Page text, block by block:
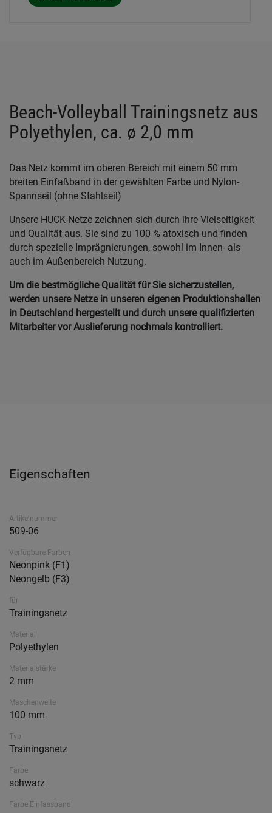
Beach-Volleyball Trainingsnetz aus
Polyethylen, ca. ø 2,0 mm
Das Netz kommt im oberen Bereich mit einem 50 mm
breiten Einfaßband in der gewählten Farbe und Nylon-
Spannseil (ohne Stahlseil)
Unsere HUCK-Netze zeichnen sich durch ihre Vielseitigkeit
und Qualität aus. Sie sind zu 100 % atoxisch und finden
durch spezielle Imprägnierungen, sowohl im Innen- als
auch im Außenbereich Nutzung.
Um die bestmögliche Qualität für Sie sicherzustellen,
werden unsere Netze in unseren eigenen Produktionshallen
in Deutschland hergestellt und durch unsere qualifizierten
Mitarbeiter vor Auslieferung nochmals kontrolliert.
Eigenschaften
Artikelnummer
509-06
Verfügbare Farben
Neonpink (F1)
Neongelb (F3)
für
Trainingsnetz
Material
Polyethylen
Materialstärke
2 mm
Maschenweite
100 mm
Typ
Trainingsnetz
Farbe
schwarz
Farbe Einfassband